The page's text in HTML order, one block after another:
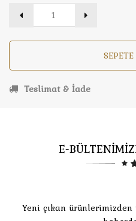
Teslimat & İade
E-
Yeni çıkan ürünlerimizden